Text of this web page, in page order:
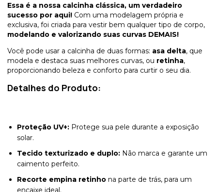
Essa é a nossa calcinha clássica, um verdadeiro
sucesso por aqui! Com uma modelagem própria e
exclusiva, foi criada para vestir bem qualquer tipo de corpo,
modelando e valorizando suas curvas DEMAIS!
Você pode usar a calcinha de duas formas: asa delta, que
modela e destaca suas melhores curvas, ou retinha,
proporcionando beleza e conforto para curtir o seu dia.
Detalhes do Produto:
Proteção UV+: Protege sua pele durante a exposição
solar.
Tecido texturizado e duplo: Não marca e garante um
caimento perfeito.
Recorte empina retinho na parte de trás, para um
encaixe ideal.